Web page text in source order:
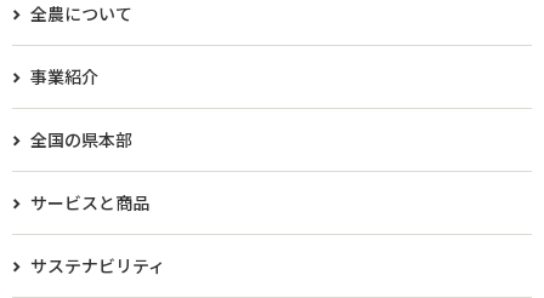
全農について
事業紹介
全国の県本部
サービスと商品
サステナビリティ